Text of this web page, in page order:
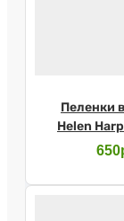
Пеленки
Helen
60х90